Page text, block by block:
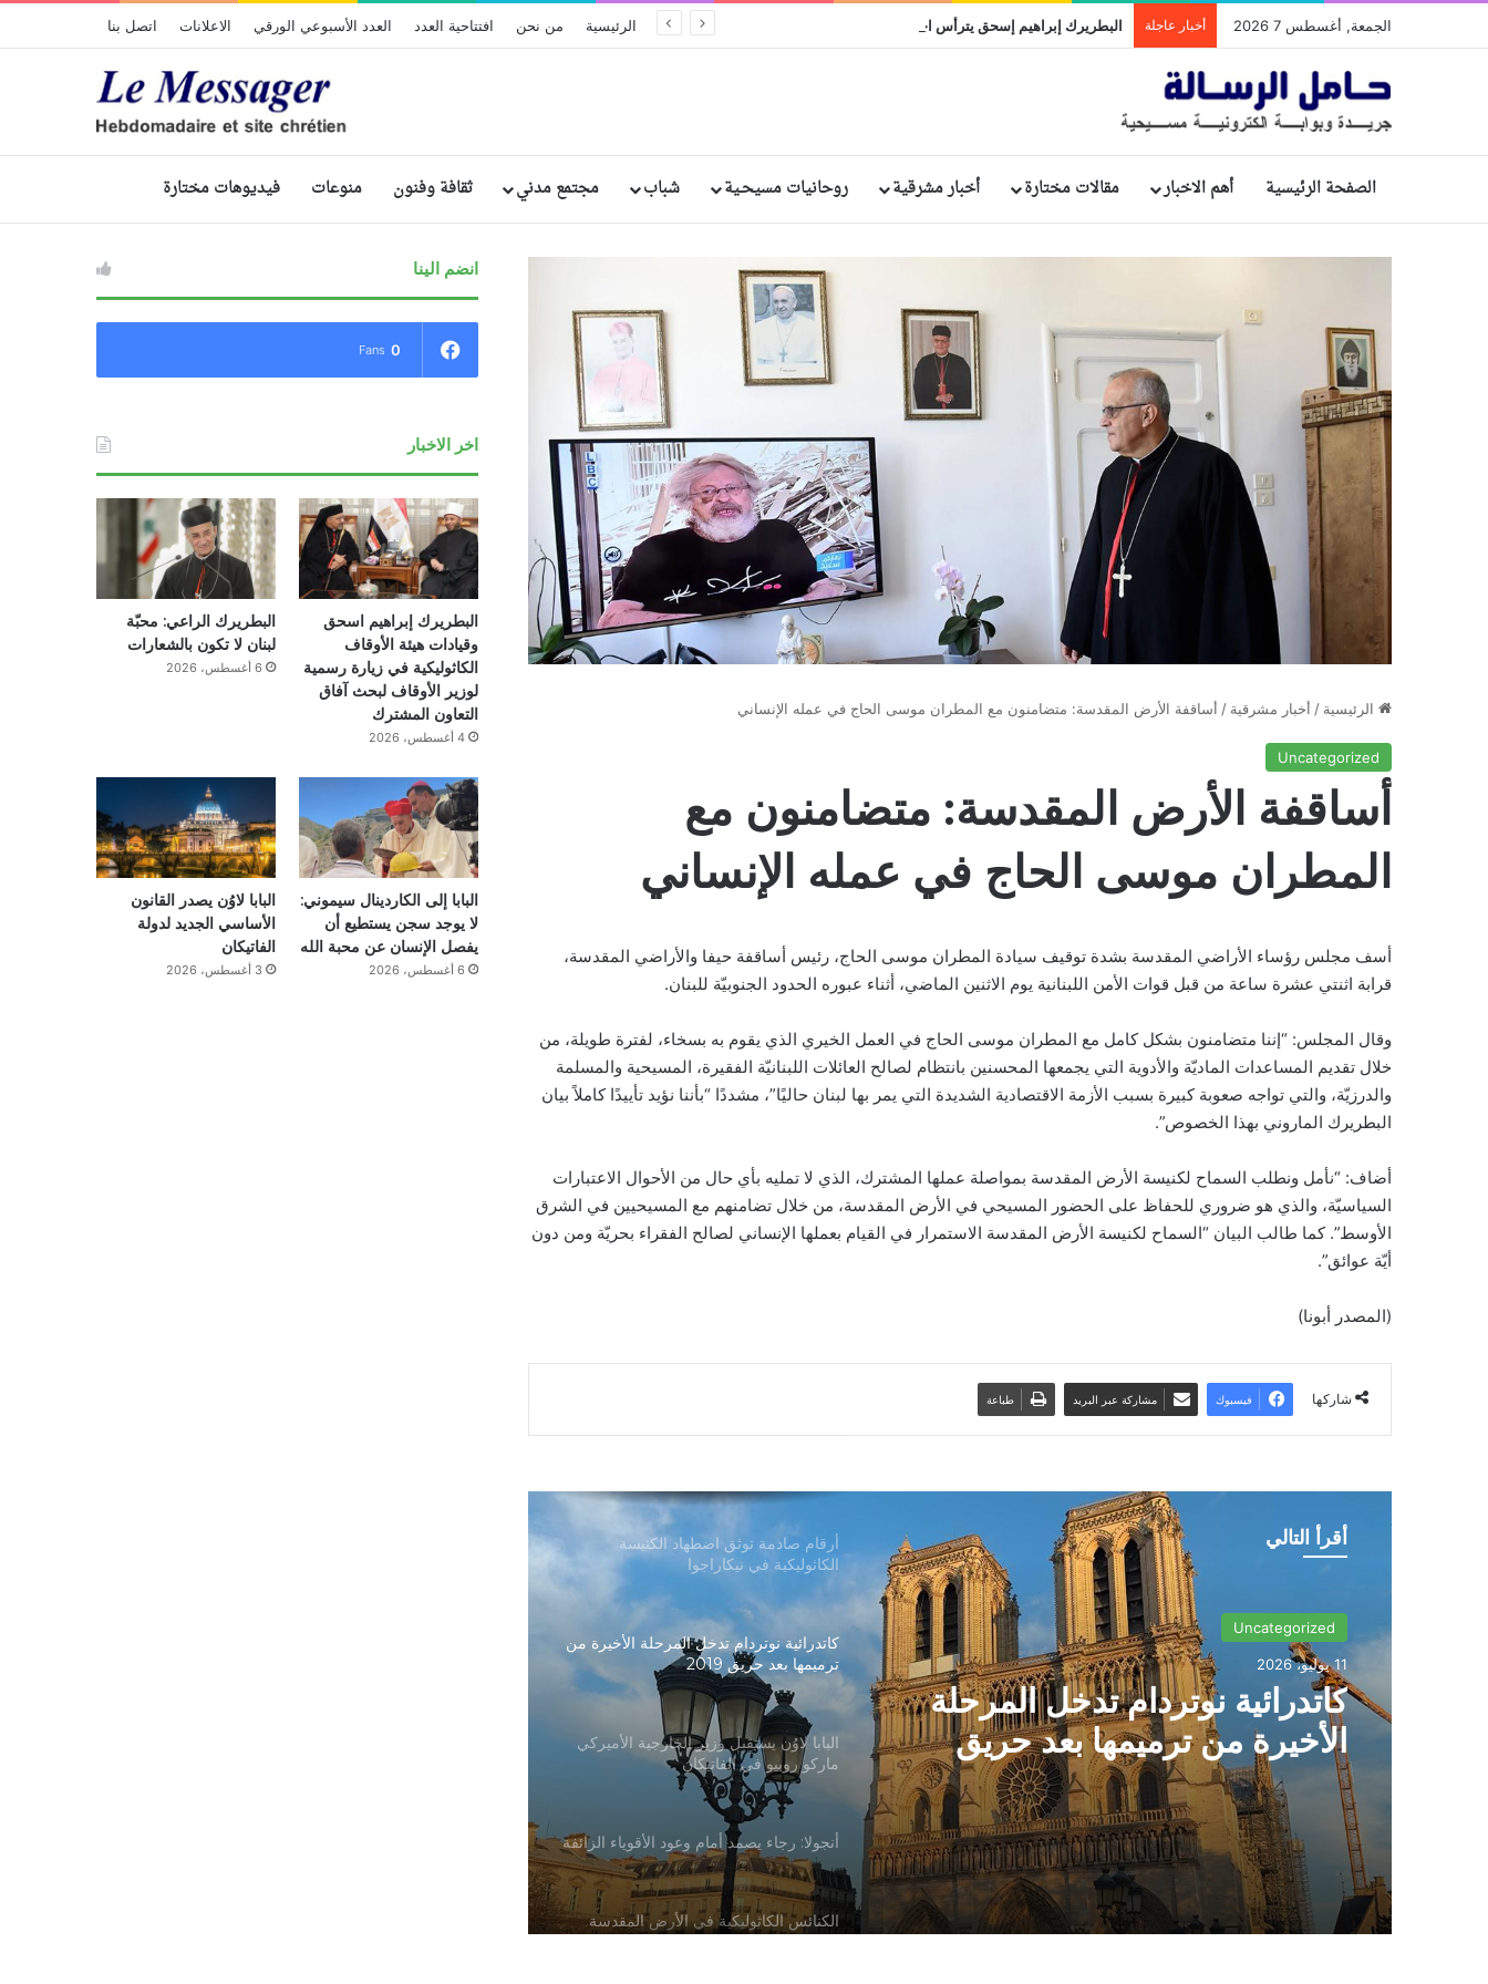
الجمعة, أغسطس 7 2026 أخبار عاجلة الرئيسية من نحن افتتاحية العدد العدد الأسبوعي الورقي الاعلانات اتصل بنا
الصفحة الرئيسية أهم الاخبار مقالات مختارة أخبار مشرقية روحانيات مسيحـية شباب مجتمع مدني ثقافة وفنون منوعات فيديوهات مختارة
الرئيسية / أخبار مشرقية / أساقفة الأرض المقدسة: متضامنون مع المطران موسى الحاج في عمله الإنساني
Uncategorized
أساقفة الأرض المقدسة: متضامنون مع
المطران موسى الحاج في عمله الإنساني
أسف مجلس رؤساء الأراضي المقدسة بشدة توقيف سيادة المطران موسى الحاج، رئيس أساقفة حيفا والأراضي المقدسة،
قرابة اثنتي عشرة ساعة من قبل قوات الأمن اللبنانية يوم الاثنين الماضي، أثناء عبوره الحدود الجنوبيّة للبنان.
وقال المجلس: “إننا متضامنون بشكل كامل مع المطران موسى الحاج في العمل الخيري الذي يقوم به بسخاء، لفترة طويلة، من
خلال تقديم المساعدات الماديّة والأدوية التي يجمعها المحسنين بانتظام لصالح العائلات اللبنانيّة الفقيرة، المسيحية والمسلمة
والدرزيّة، والتي تواجه صعوبة كبيرة بسبب الأزمة الاقتصادية الشديدة التي يمر بها لبنان حاليًا”، مشددًا “بأننا نؤيد تأييدًا كاملاً بيان
البطريرك الماروني بهذا الخصوص”.
أضاف: “نأمل ونطلب السماح لكنيسة الأرض المقدسة بمواصلة عملها المشترك، الذي لا تمليه بأي حال من الأحوال الاعتبارات
السياسيّة، والذي هو ضروري للحفاظ على الحضور المسيحي في الأرض المقدسة، من خلال تضامنهم مع المسيحيين في الشرق
الأوسط”. كما طالب البيان “السماح لكنيسة الأرض المقدسة الاستمرار في القيام بعملها الإنساني لصالح الفقراء بحريّة ومن دون
أيّة عوائق”.
(المصدر أبونا)
شاركها فيسبوك مشاركة عبر البريد طباعة
أقرأ التالي
Uncategorized
11 يوليو، 2026
كاتدرائية نوتردام تدخل المرحلة
الأخيرة من ترميمها بعد حريق
2019
بيان مسكوني مشترك حول اتساع نطاق
الصراع في الشرق الأوسط
عن المحتاجين في غزة
دعوة مشتركة لتجديد الإيمان وترسيخ السلام
الأرض المقدسة وساعدوا في تعزيز الحوار
أرقام صادمة توثق اضطهاد الكنيسة
الكاثوليكية في نيكاراجوا
كاتدرائية نوتردام تدخل المرحلة الأخيرة من
ترميمها بعد حريق 2019
البابا لاوُن يستقبل وزير الخارجية الأميركي
ماركو روبيو في الفاتيكان
أنجولا: رجاء يصمد أمام وعود الأقوياء الزائفة
الكنائس الكاثوليكية في الأرض المقدسة
انضم الينا
0
Fans
اخر الاخبار
البطريرك إبراهيم اسحق
وقيادات هيئة الأوقاف
الكاثوليكية في زيارة رسمية
لوزير الأوقاف لبحث آفاق
التعاون المشترك
4 أغسطس، 2026
البطريرك الراعي: محبّة
لبنان لا تكون بالشعارات
6 أغسطس، 2026
البابا إلى الكاردينال سيموني:
لا يوجد سجن يستطيع أن
يفصل الإنسان عن محبة الله
6 أغسطس، 2026
البابا لاوُن يصدر القانون
الأساسي الجديد لدولة
الفاتيكان
3 أغسطس، 2026